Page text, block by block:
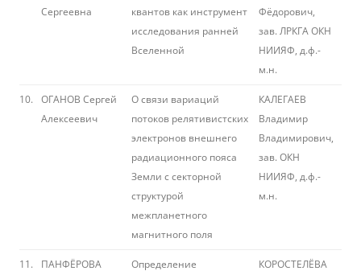
Сергеевна
квантов как инструмент
исследования ранней
Вселенной
Фёдорович,
зав. ЛРКГА ОКН
НИИЯФ, д.ф.-
м.н.
10.
ОГАНОВ Сергей
Алексеевич
О связи вариаций
потоков релятивистских
электронов внешнего
радиационного пояса
Земли с секторной
структурой
межпланетного
магнитного поля
КАЛЕГАЕВ
Владимир
Владимирович,
зав. ОКН
НИИЯФ, д.ф.-
м.н.
11.
ПАНФЁРОВА
Определение
КОРОСТЕЛЁВА